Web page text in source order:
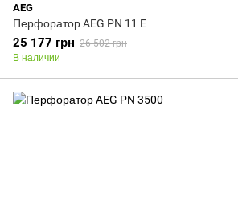
AEG
Перфоратор AEG PN 11 E
25 177 грн 26 502 грн
В наличии